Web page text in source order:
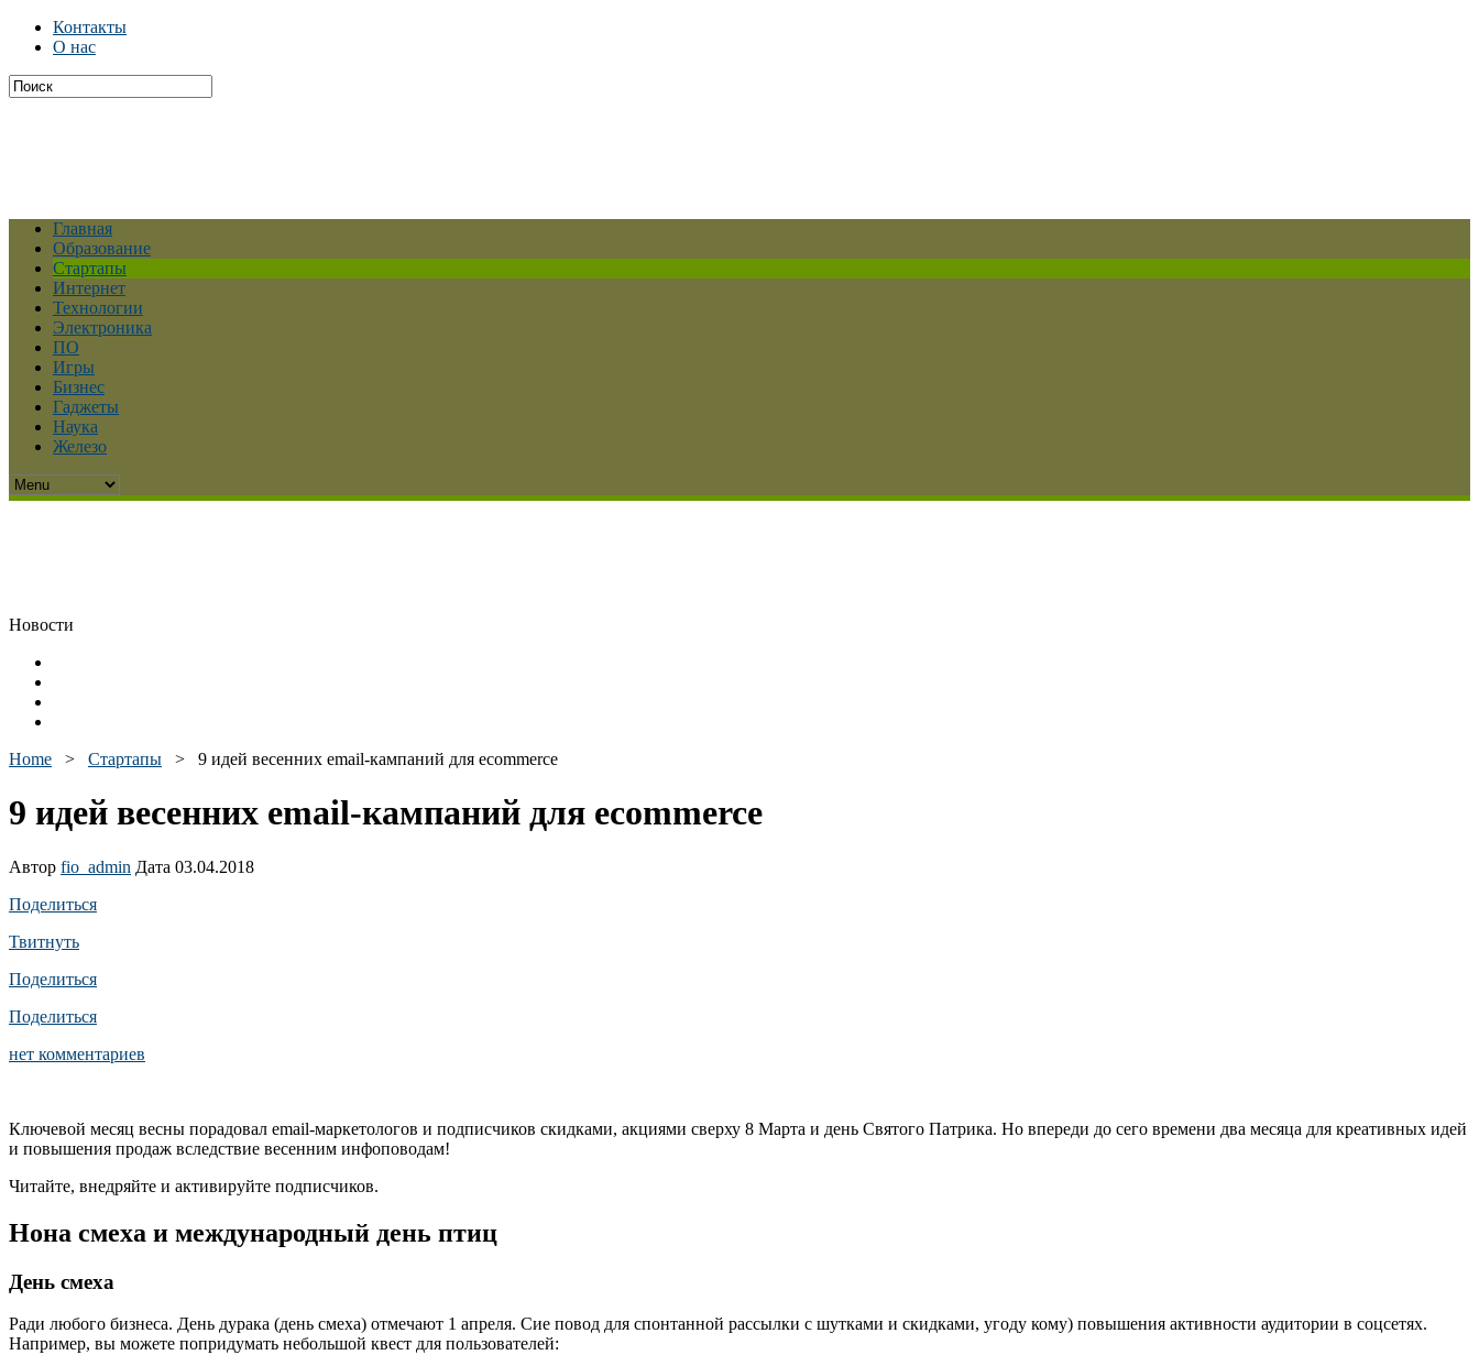
Контакты
О нас
Главная
Образование
Стартапы
Интернет
Технологии
Электроника
ПО
Игры
Бизнес
Гаджеты
Наука
Железо
Новости
Home > Стартапы > 9 идей весенних email-кампаний для ecommerce
9 идей весенних email-кампаний для ecommerce
Автор fio_admin Дата 03.04.2018
Поделиться
Твитнуть
Поделиться
Поделиться
нет комментариев
Ключевой месяц весны порадовал email-маркетологов и подписчиков скидками, акциями сверху 8 Марта и день Святого Патрика. Но впереди до сего времени два месяца для креативных идей
и повышения продаж вследствие весенним инфоповодам!
Читайте, внедряйте и активируйте подписчиков.
Нона смеха и международный день птиц
День смеха
Ради любого бизнеса. День дурака (день смеха) отмечают 1 апреля. Сие повод для спонтанной рассылки с шутками и скидками, угоду кому) повышения активности аудитории в соцсетях.
Например, вы можете попридумать небольшой квест для пользователей: